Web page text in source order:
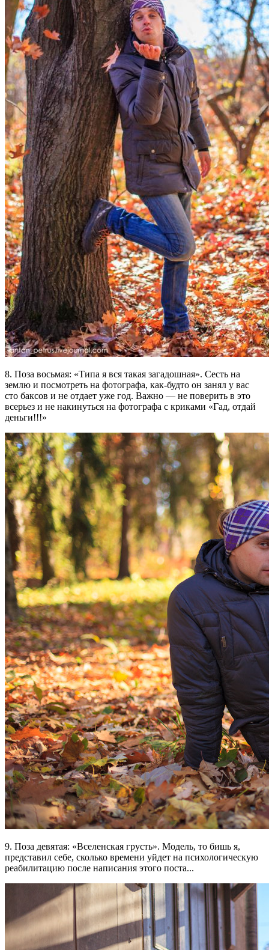
8. Поза восьмая: «Типа я вся такая загадошная». Сесть на
землю и посмотреть на фотографа, как-будто он занял у вас
сто баксов и не отдает уже год. Важно — не поверить в это
всерьез и не накинуться на фотографа с криками «Гад, отдай
деньги!!!»
9. Поза девятая: «Вселенская грусть». Модель, то бишь я,
представил себе, сколько времени уйдет на психологическую
реабилитацию после написания этого поста...